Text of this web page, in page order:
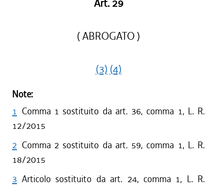
Art. 29
( ABROGATO )
(3) (4)
Note:
1 Comma 1 sostituito da art. 36, comma 1, L. R.
12/2015
2 Comma 2 sostituito da art. 59, comma 1, L. R.
18/2015
3 Articolo sostituito da art. 24, comma 1, L. R.